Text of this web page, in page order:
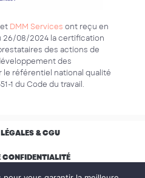
et DMM Services ont reçu en
26/08/2024 la certification
des actions de
des
référentiel national qualité
1 du Code du travail.
& CGU
CONFIDENTIALITÉ